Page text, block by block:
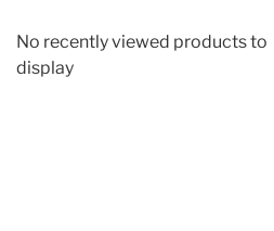
No recently viewed products to
display